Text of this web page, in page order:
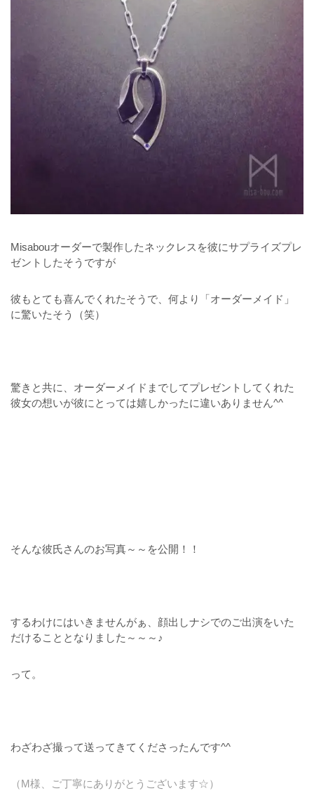
Misabouオーダーで製作したネックレスを彼にサプライズプレ
ゼントしたそうですが
彼もとても喜んでくれたそうで、何より「オーダーメイド」
に驚いたそう（笑）
驚きと共に、オーダーメイドまでしてプレゼントしてくれた
彼女の想いが彼にとっては嬉しかったに違いありません^^
そんな彼氏さんのお写真～～を公開！！
するわけにはいきませんがぁ、顔出しナシでのご出演をいた
だけることとなりました～～～♪
って。
わざわざ撮って送ってきてくださったんです^^
（M様、ご丁寧にありがとうございます☆）